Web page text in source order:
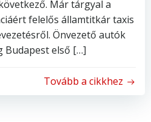
Már tárgyal a
felelős államtitkár taxis
Önvezető autók
Budapest első […]
Tovább a cikkhez